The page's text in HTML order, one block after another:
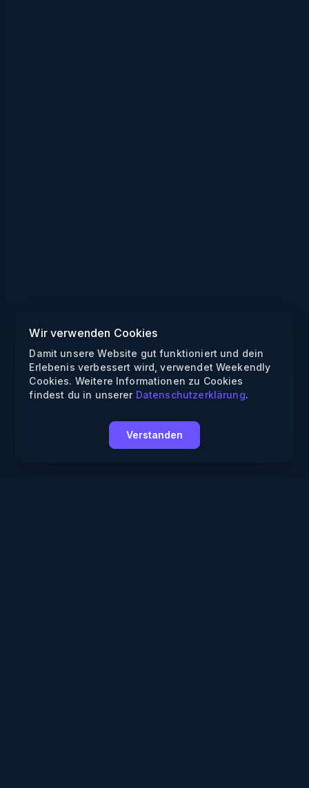
Wir verwenden Cookies
Damit unsere Website gut funktioniert und dein
Erlebenis verbessert wird, verwendet Weekendly
Cookies. Weitere Informationen zu Cookies
findest du in unserer Datenschutzerklärung.
Verstanden